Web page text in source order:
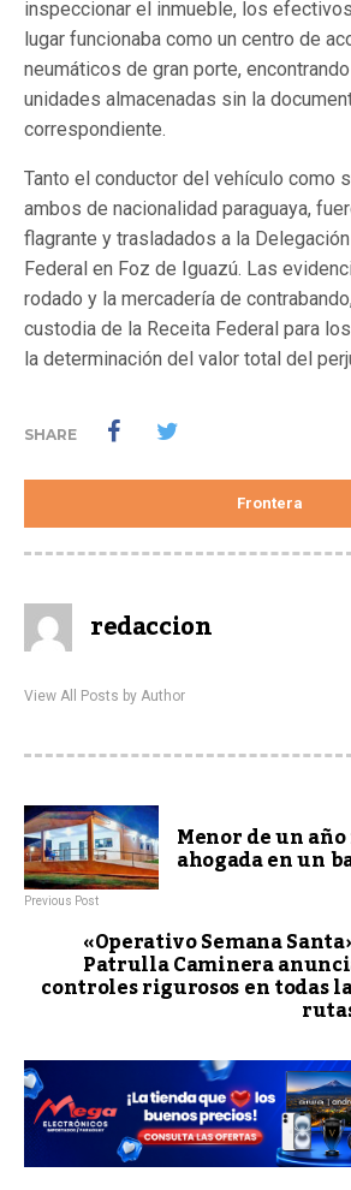
inspeccionar el inmueble, los
lugar funcionaba como un centro de
neumáticos de gran porte,
unidades almacenadas sin la
correspondiente.
Tanto el conductor del vehículo como
ambos de nacionalidad paraguaya,
flagrante y trasladados a la
Federal en Foz de Iguazú. Las
rodado y la mercadería de
custodia de la Receita Federal para
la determinación del valor total del
SHARE
Frontera
redaccion
View All Posts by Author
Menor de un
ahogada en un
Previous Post
«Operativo Semana
Patrulla Caminera
controles rigurosos en todas